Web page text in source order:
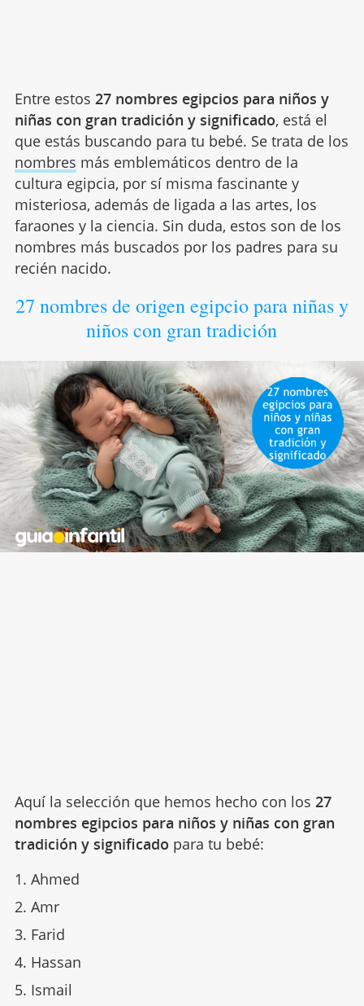
Entre estos 27 nombres egipcios para niños y
niñas con gran tradición y significado, está el
que estás buscando para tu bebé. Se trata de los
nombres más emblemáticos dentro de la
cultura egipcia, por sí misma fascinante y
misteriosa, además de ligada a las artes, los
faraones y la ciencia. Sin duda, estos son de los
nombres más buscados por los padres para su
recién nacido.
27 nombres de origen egipcio para niñas y
niños con gran tradición
Aquí la selección que hemos hecho con los 27
nombres egipcios para niños y niñas con gran
tradición y significado para tu bebé:
Ahmed
Amr
Farid
Hassan
Ismail